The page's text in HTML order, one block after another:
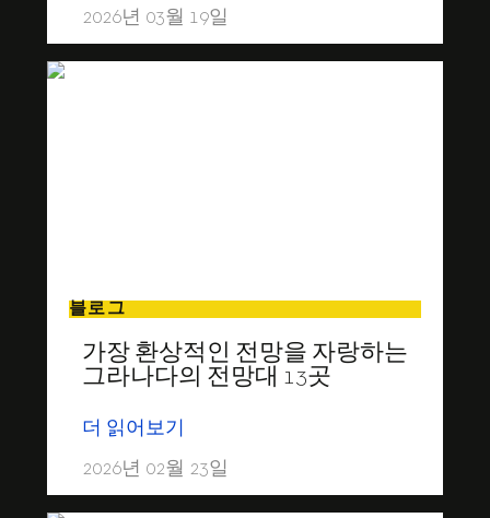
2026년 03월 19일
블로그
가장 환상적인 전망을 자랑하는
그라나다의 전망대 13곳
더 읽어보기
2026년 02월 23일